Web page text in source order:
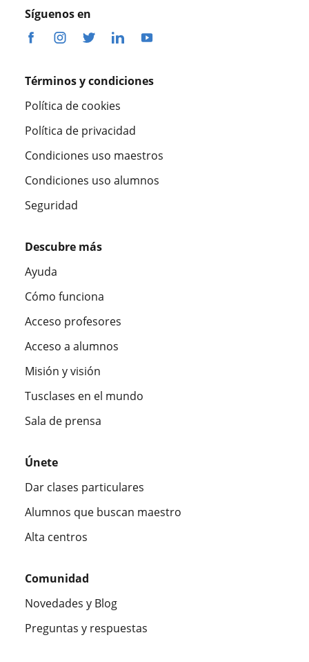
Síguenos en
Términos y condiciones
Política de cookies
Política de privacidad
Condiciones uso maestros
Condiciones uso alumnos
Seguridad
Descubre más
Ayuda
Cómo funciona
Acceso profesores
Acceso a alumnos
Misión y visión
Tusclases en el mundo
Sala de prensa
Únete
Dar clases particulares
Alumnos que buscan maestro
Alta centros
Comunidad
Novedades y Blog
Preguntas y respuestas